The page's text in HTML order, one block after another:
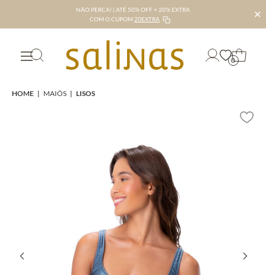
NÃO PERCA! | ATÉ 50% OFF + 20% EXTRA
COM O CUPOM 20EXTRA ✕
0
HOME | MAIÔS | LISOS